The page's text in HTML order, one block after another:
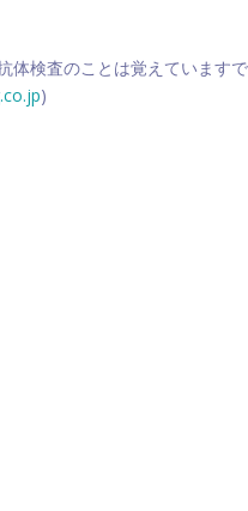
検査のことは覚えていま
)